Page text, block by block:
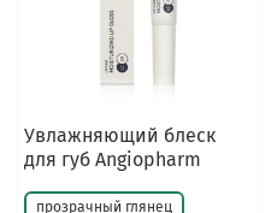
Увлажняющий блеск
для губ Angiopharm
прозрачный глянец